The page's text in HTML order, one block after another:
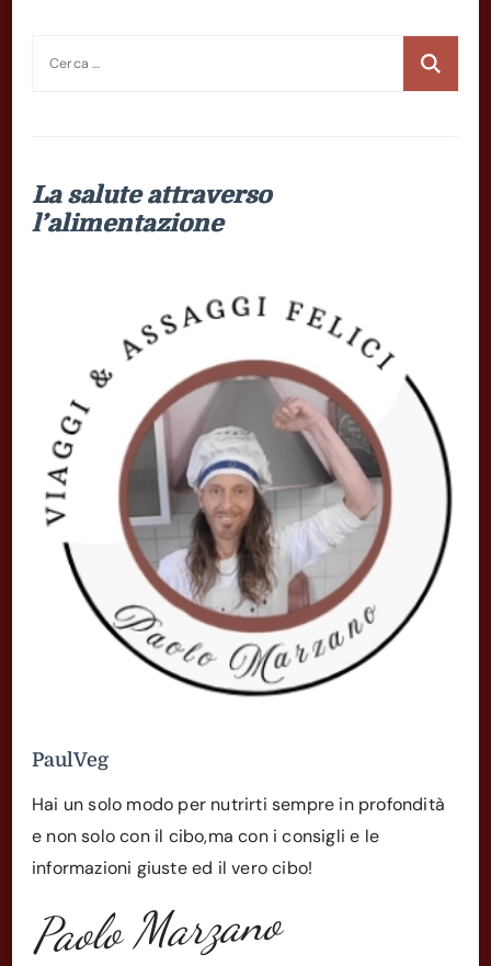
La salute attraverso
l’alimentazione
PaulVeg
Hai un solo modo per nutrirti sempre in profondità
e non solo con il cibo,ma con i consigli e le
informazioni giuste ed il vero cibo!
Paolo Marzano